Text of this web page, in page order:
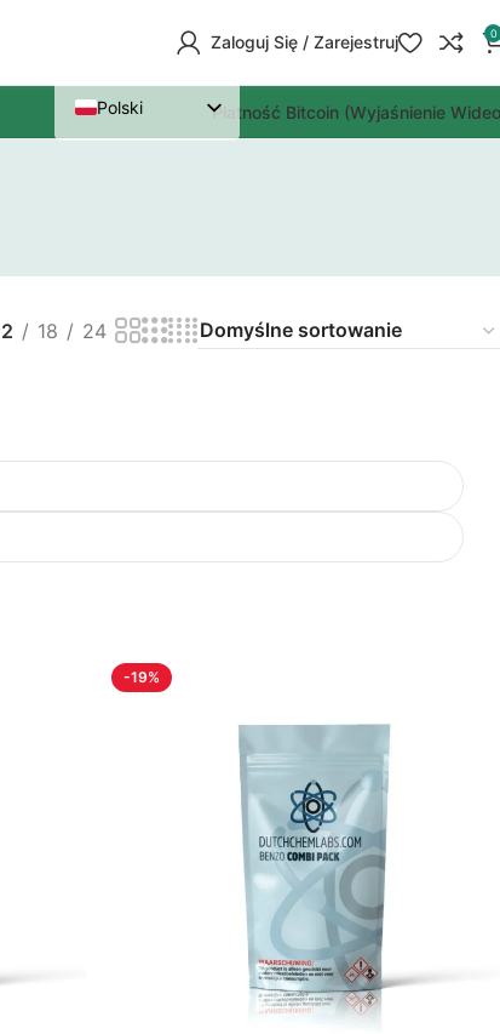
Zaloguj Się / Zarejestruj 0
Polski
Español
Čeština
Lietuvių kalba
Svenska
Płatność Bitcoin (wyjaśnienie
18 24
-19%